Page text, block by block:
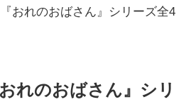
おれのおばさん』シリーズ全4
れのおばさん』シリ